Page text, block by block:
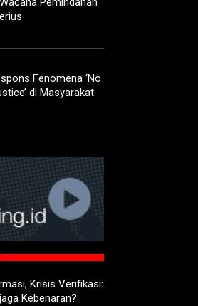
Fenomena ‘No
di Masyarakat
Krisis Verifikasi:
Kebenaran?